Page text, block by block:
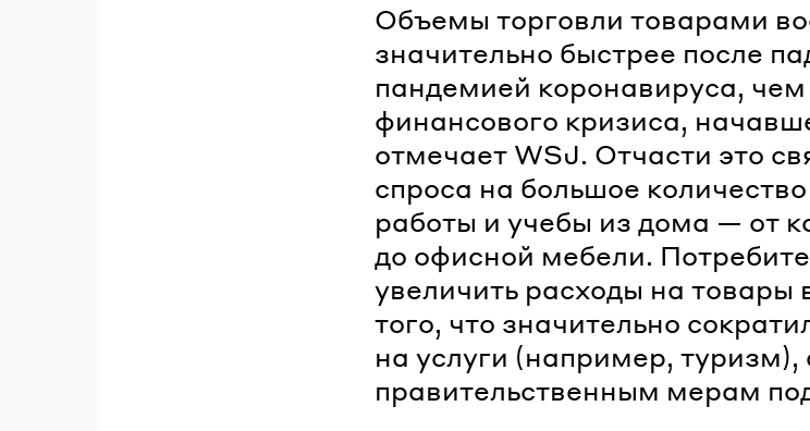
Объемы торговли товарами
значительно быстрее после
пандемией коронавируса,
финансового кризиса,
отмечает WSJ. Отчасти это
спроса на большое
работы и учебы из дома — от
до офисной мебели.
увеличить расходы на товары
того, что значительно
на услуги (например, туризм),
правительственным мерам